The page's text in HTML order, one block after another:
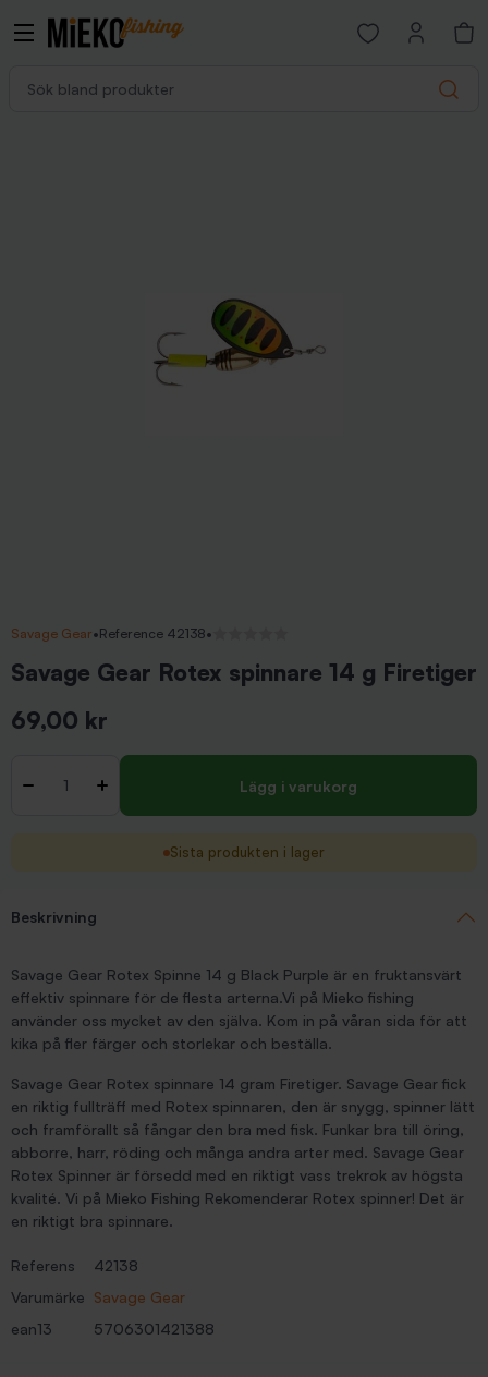
Search
Open favorites
Savage Gear•Reference 42138•
Savage Gear Rotex spinnare 14 g Firetiger
69,00 kr
- + Lägg i varukorg
Sista produkten i lager
Beskrivning
Savage Gear Rotex Spinne 14 g Black Purple är en fruktansvärt
effektiv spinnare för de flesta arterna.Vi på Mieko fishing
använder oss mycket av den själva. Kom in på våran sida för att
kika på fler färger och storlekar och beställa.
Savage Gear Rotex spinnare 14 gram Firetiger. Savage Gear fick
en riktig fullträff med Rotex spinnaren, den är snygg, spinner lätt
och framförallt så fångar den bra med fisk. Funkar bra till öring,
abborre, harr, röding och många andra arter med. Savage Gear
Rotex Spinner är försedd med en riktigt vass trekrok av högsta
kvalité. Vi på Mieko Fishing Rekomenderar Rotex spinner! Det är
en riktigt bra spinnare.
Referens
42138
Varumärke Savage Gear
ean13
5706301421388